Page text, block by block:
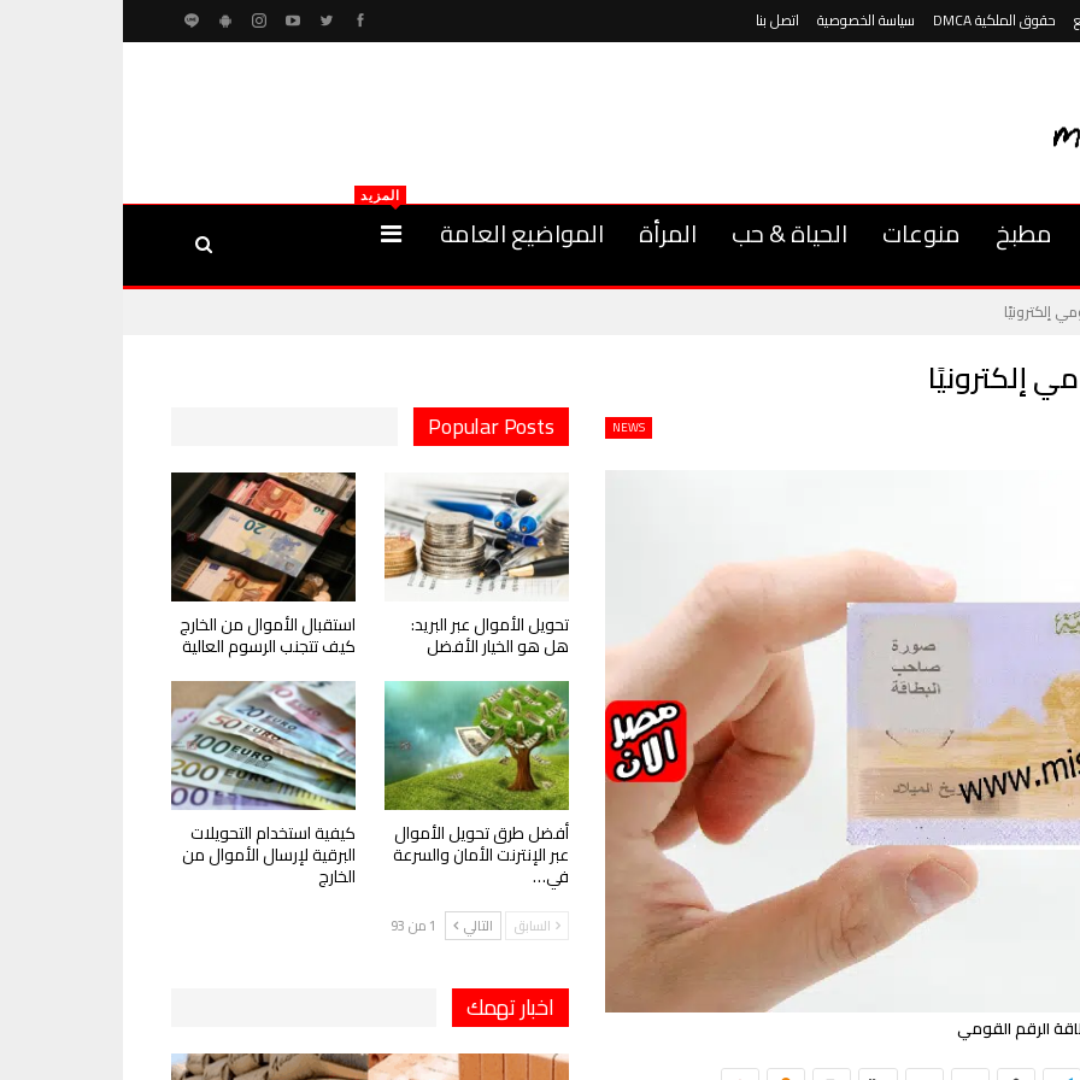
حقوق الملكية DMCA سياسة الخصوصية اتصل بنا
مطبخ منوعات الحياة & حب المرأة المواضيع العامة
المزيد
إلكترونيًا
إلكترونيًا
NEWS
الرقم القومي
Popular Posts
تحويل الأموال عبر البريد:
هل هو الخيار الأفضل
استقبال الأموال من الخارج
كيف تتجنب الرسوم العالية
أفضل طرق تحويل الأموال
عبر الإنترنت الأمان والسرعة
في…
كيفية استخدام التحويلات
البرقية لإرسال الأموال من
الخارج
السابق التالي 1 من 93
اخبار تهمك